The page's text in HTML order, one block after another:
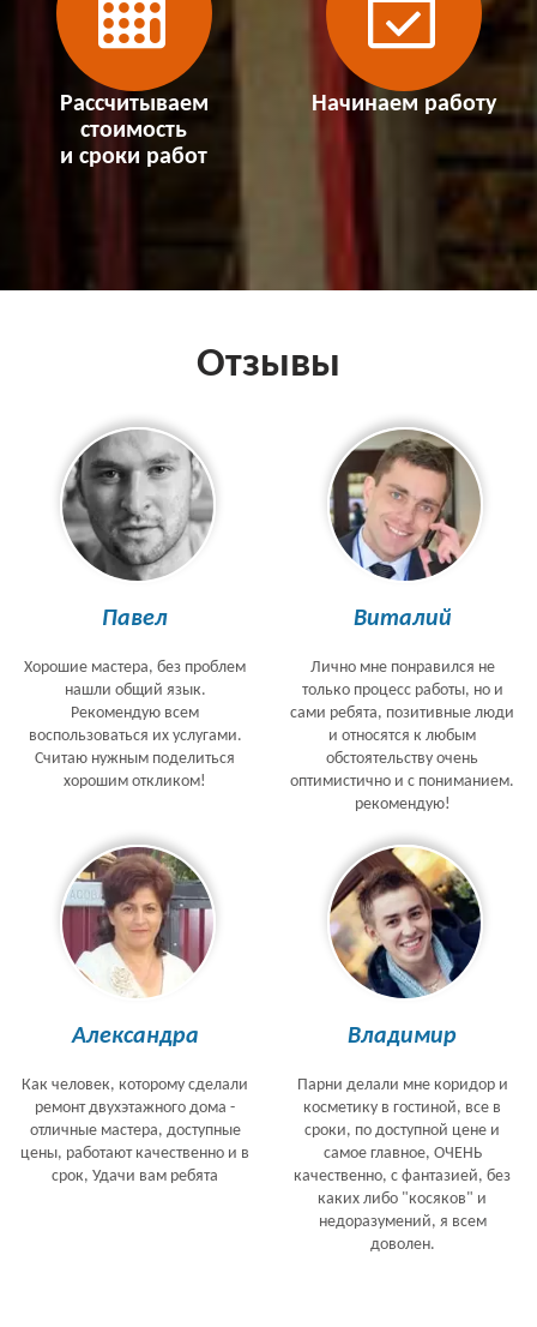
Рассчитываем
стоимость
и сроки работ
Начинаем работу
Отзывы
Павел
Хорошие мастера, без проблем
нашли общий язык.
Рекомендую всем
воспользоваться их услугами.
Считаю нужным поделиться
хорошим откликом!
Виталий
Лично мне понравился не
только процесс работы, но и
сами ребята, позитивные люди
и относятся к любым
обстоятельству очень
оптимистично и с пониманием.
рекомендую!
Александра
Как человек, которому сделали
ремонт двухэтажного дома -
отличные мастера, доступные
цены, работают качественно и в
срок, Удачи вам ребята
Владимир
Парни делали мне коридор и
косметику в гостиной, все в
сроки, по доступной цене и
самое главное, ОЧЕНЬ
качественно, с фантазией, без
каких либо "косяков" и
недоразумений, я всем
доволен.